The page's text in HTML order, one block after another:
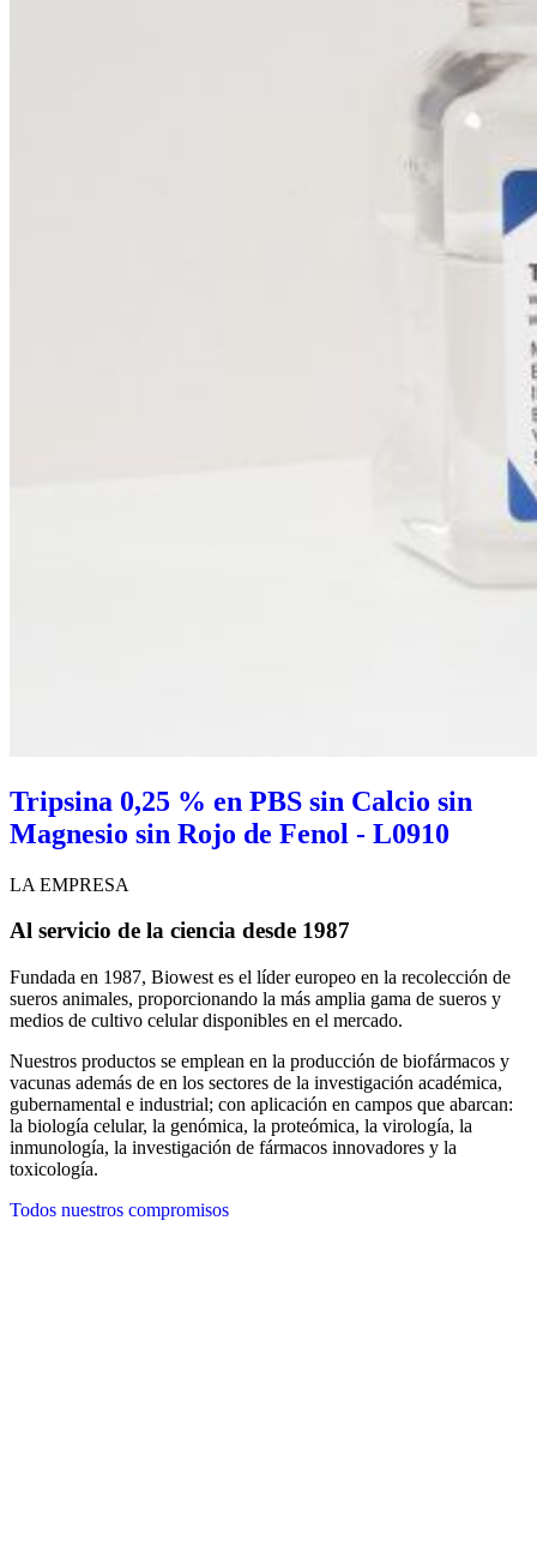
Tripsina 0,25 % en PBS sin Calcio sin
Magnesio sin Rojo de Fenol - L0910
LA EMPRESA
Al servicio de la ciencia desde 1987
Fundada en 1987, Biowest es el líder europeo en la recolección de
sueros animales, proporcionando la más amplia gama de sueros y
medios de cultivo celular disponibles en el mercado.
Nuestros productos se emplean en la producción de biofármacos y
vacunas además de en los sectores de la investigación académica,
gubernamental e industrial; con aplicación en campos que abarcan:
la biología celular, la genómica, la proteómica, la virología, la
inmunología, la investigación de fármacos innovadores y la
toxicología.
Todos nuestros compromisos